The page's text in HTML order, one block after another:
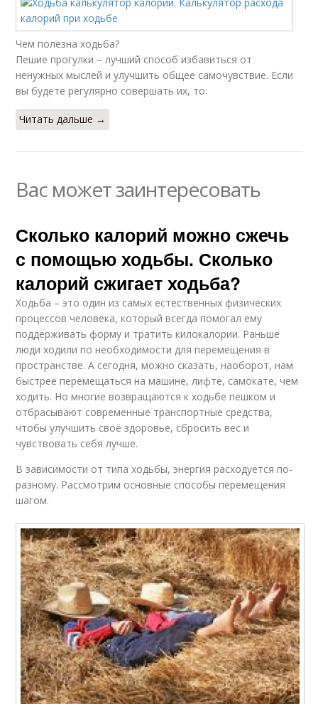
Чем полезна ходьба?
Пешие прогулки – лучший способ избавиться от
ненужных мыслей и улучшить общее самочувствие. Если
вы будете регулярно совершать их, то:
Читать дальше →
Вас может заинтересовать
Сколько калорий можно сжечь
с помощью ходьбы. Сколько
калорий сжигает ходьба?
Ходьба – это один из самых естественных физических
процессов человека, который всегда помогал ему
поддерживать форму и тратить килокалории. Раньше
люди ходили по необходимости для перемещения в
пространстве. А сегодня, можно сказать, наоборот, нам
быстрее перемещаться на машине, лифте, самокате, чем
ходить. Но многие возвращаются к ходьбе пешком и
отбрасывают современные транспортные средства,
чтобы улучшить своё здоровье, сбросить вес и
чувствовать себя лучше.
В зависимости от типа ходьбы, энергия расходуется по-
разному. Рассмотрим основные способы перемещения
шагом.